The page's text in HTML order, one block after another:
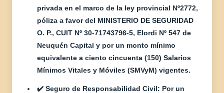
privada en el marco de la ley provincial Nº2772,
póliza a favor del MINISTERIO DE SEGURIDAD
O. P., CUIT Nº 30-71743796-5, Elordi Nº 547 de
Neuquén Capital y por un monto mínimo
equivalente a ciento cincuenta (150) Salarios
Mínimos Vitales y Móviles (SMVyM) vigentes.
✔️ Seguro de Responsabilidad Civil: Por un